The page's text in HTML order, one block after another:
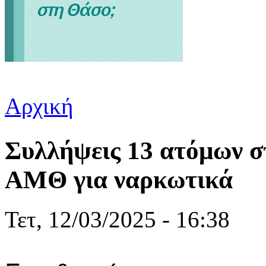
Είστε εδώ
Αρχική
Συλλήψεις 13 ατόμων
ΑΜΘ για ναρκωτικά
Τετ, 12/03/2025 - 16:38